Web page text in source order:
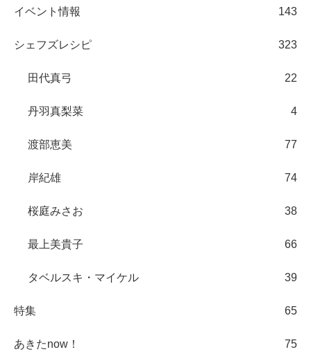
イベント情報 143
シェフズレシピ 323
田代真弓 22
丹羽真梨菜 4
渡部恵美 77
岸紀雄 74
桜庭みさお 38
最上美貴子 66
タベルスキ・マイケル 39
特集 65
あきたnow！ 75